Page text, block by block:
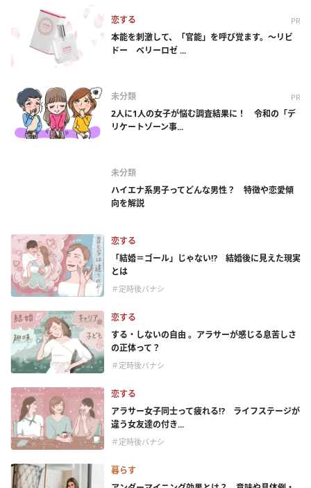
恋する PR
本能を刺激して、「官能」を呼び覚ます。～リビ
ドー ベリーロゼ ...
未分類 PR
2人に1人の女子が悩む調査結果に！ 令和の「デ
リケートゾーン事...
未分類
ハイエナ系男子ってどんな男性？ 特徴や恋愛傾
向を解説
恋する
「結婚＝ゴール」じゃない⁉ 結婚後に見えた現実
とは
＃定時後バナシ
恋する
する・しないの自由 。アラサーが感じる息苦しさ
の正体って？
＃定時後バナシ
恋する
アラサー女子同士って疲れる⁉ ライフステージが
違う女友達の付き...
＃定時後バナシ
暮らす